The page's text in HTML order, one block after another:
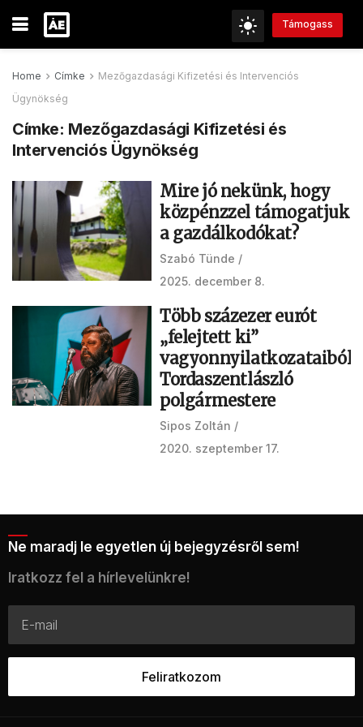
Támogass
Home Címke
Mezőgazdasági Kifizetési és Intervenciós
Ügynökség
Címke: Mezőgazdasági Kifizetési és
Intervenciós Ügynökség
Mire jó nekünk, hogy
közpénzzel támogatjuk
a gazdálkodókat?
Szabó Tünde
2025. december 8.
Több százezer eurót
„felejtett ki”
vagyonnyilatkozataiból
Tordaszentlászló
polgármestere
Sipos Zoltán
2020. szeptember 17.
Ne maradj le egyetlen új bejegyzésről sem!
Iratkozz fel a hírlevelünkre!